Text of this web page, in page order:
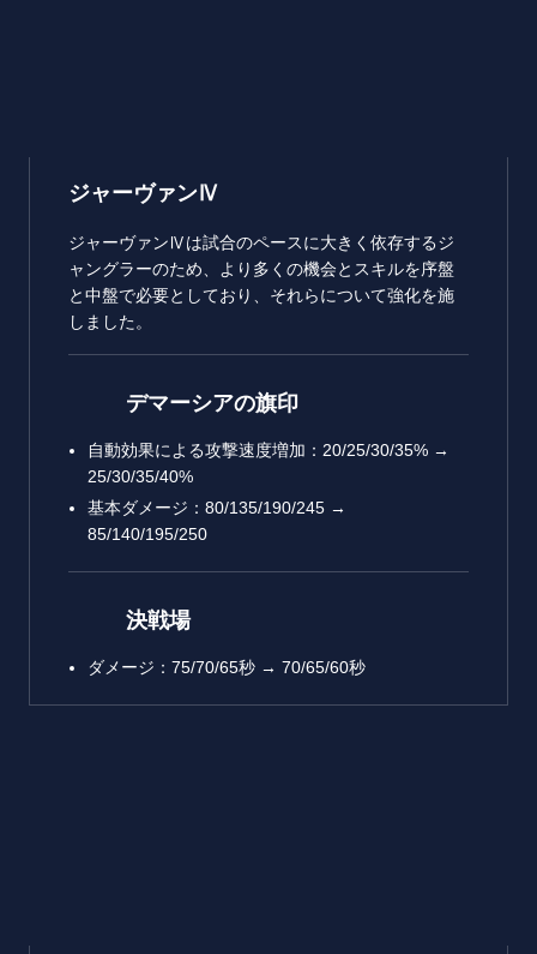
ジャーヴァンⅣ
ジャーヴァンⅣは試合のペースに大きく依存するジ
ャングラーのため、より多くの機会とスキルを序盤
と中盤で必要としており、それらについて強化を施
しました。
デマーシアの旗印
自動効果による攻撃速度増加：20/25/30/35% →
25/30/35/40%
基本ダメージ：80/135/190/245 →
85/140/195/250
決戦場
ダメージ：75/70/65秒 → 70/65/60秒